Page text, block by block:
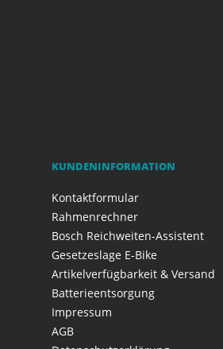
KUNDENINFORMATION
Kontaktformular
Rahmenrechner
Bosch Reichweiten-Assistent
Gesetzeslage E-Bike
Artikelverfügbarkeit & Versand
Batterieentsorgung
Impressum
AGB